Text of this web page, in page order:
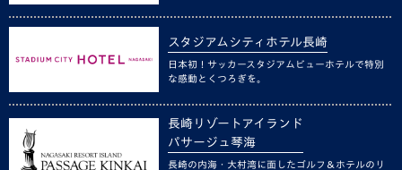
スタジアムシティホテル長崎
日本初！サッカースタジアムビューホテルで特別
な感動とくつろぎを。
長崎リゾートアイランド
パサージュ琴海
長崎の内海・大村湾に面したゴルフ＆ホテルのリ